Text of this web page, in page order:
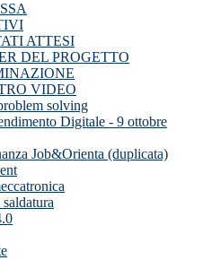
ATTESI
DEL PROGETTO
VIDEO
solving
Digitale - 9 ottobre
Job&Orienta (duplicata)